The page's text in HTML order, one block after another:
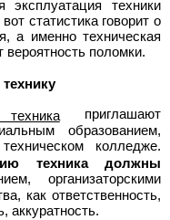
эксплуатация техники
статистика говорит о
а именно техническая
поломки.
приглашают
образованием,
колледже.
техника должны
организаторскими
как ответственность,
аккуратность.